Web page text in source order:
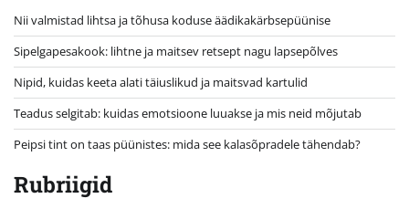
Nii valmistad lihtsa ja tõhusa koduse äädikakärbsepüünise
Sipelgapesakook: lihtne ja maitsev retsept nagu lapsepõlves
Nipid, kuidas keeta alati täiuslikud ja maitsvad kartulid
Teadus selgitab: kuidas emotsioone luuakse ja mis neid mõjutab
Peipsi tint on taas püünistes: mida see kalasõpradele tähendab?
Rubriigid